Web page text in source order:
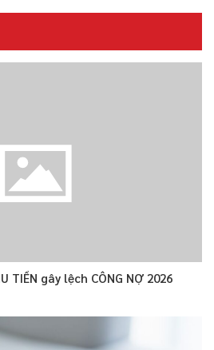
TIỀN gây lệch CÔNG NỢ 2026